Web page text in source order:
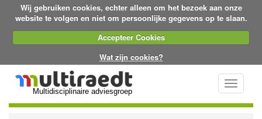
Wij gebruiken cookies, echter alleen om het bezoek aan onze
website te volgen en niet om persoonlijke gegevens op te slaan.
Accepteer Cookies
Wat zijn cookies?
Multidisciplinaire adviesgroep
Toggle